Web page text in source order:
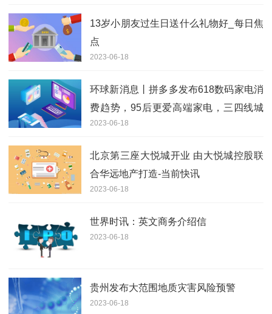
13岁小朋友过生日送什么礼物好_每日焦
点
2023-06-18
环球新消息丨拼多多发布618数码家电消
费趋势，95后更爱高端家电，三四线城
市家电消费升级
2023-06-18
北京第三座大悦城开业 由大悦城控股联
合华远地产打造-当前快讯
2023-06-18
世界时讯：英文商务介绍信
2023-06-18
贵州发布大范围地质灾害风险预警
2023-06-18